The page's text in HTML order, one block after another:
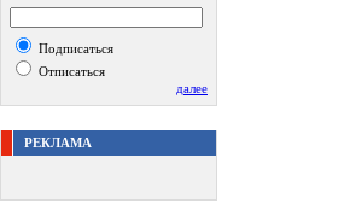
Подписаться
Отписаться
далее
РЕКЛАМА